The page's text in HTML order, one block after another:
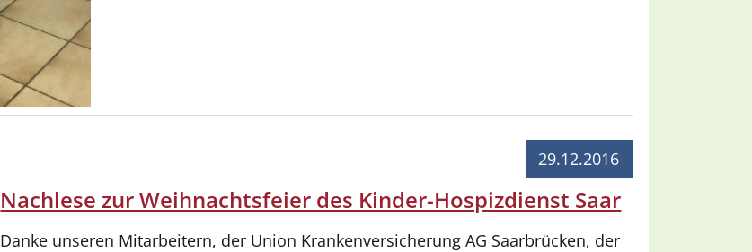
29.12.2016
Nachlese zur Weihnachtsfeier des Kinder-Hospizdienst Saar
Danke unseren Mitarbeitern, der Union Krankenversicherung AG Saarbrücken, der